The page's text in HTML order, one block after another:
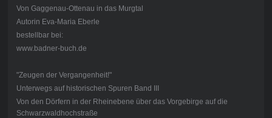
Von Gaggenau-Ottenau in das Murgtal
Autorin Eva-Maria Eberle
bestellbar bei:
www.badner-buch.de
"Zeugen der Vergangenheit!"
Unterwegs auf historischen Spuren Band III
Von den Dörfern in der Rheinebene über das Vorgebirge auf die
Schwarzwaldhochstraße